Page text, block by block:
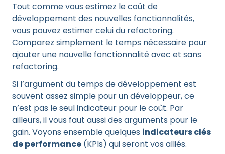
Tout comme vous estimez le coût de
développement des nouvelles fonctionnalités,
vous pouvez estimer celui du refactoring.
Comparez simplement le temps nécessaire pour
ajouter une nouvelle fonctionnalité avec et sans
refactoring.
Si l’argument du temps de développement est
souvent assez simple pour un développeur, ce
n’est pas le seul indicateur pour le coût. Par
ailleurs, il vous faut aussi des arguments pour le
gain. Voyons ensemble quelques indicateurs clés
de performance (KPIs) qui seront vos alliés.